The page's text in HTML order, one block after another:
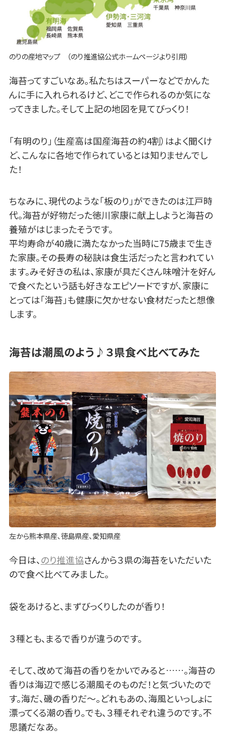
のりの産地マップ （のり推進協公式ホームページより引用）
海苔ってすごいなあ。私たちはスーパーなどでかんた
んに手に入れられるけど、どこで作られるのか気にな
ってきました。そして上記の地図を見てびっくり！
「有明のり」（生産高は国産海苔の約4割）はよく聞くけ
ど、こんなに各地で作られているとは知りませんでし
た！
ちなみに、現代のような「板のり」ができたのは江戸時
代。海苔が好物だった徳川家康に献上しようと海苔の
養殖がはじまったそうです。
平均寿命が40歳に満たなかった当時に75歳まで生き
た家康。その長寿の秘訣は食生活だったと言われてい
ます。みそ好きの私は、家康が具だくさん味噌汁を好ん
で食べたという話も好きなエピソードですが、家康に
とっては「海苔」も健康に欠かせない食材だったと想像
します。
海苔は潮風のよう♪３県食べ比べてみた
左から熊本県産、徳島県産、愛知県産
今日は、のり推進協さんから３県の海苔をいただいた
ので食べ比べてみました。
袋をあけると、まずびっくりしたのが香り！
３種とも、まるで香りが違うのです。
そして、改めて海苔の香りをかいでみると……。海苔の
香りは海辺で感じる潮風そのものだ！と気づいたので
す。海だ、磯の香りだ～。どれもあの、海風といっしょに
漂ってくる潮の香り。でも、３種それぞれ違うのです。不
思議だなあ。